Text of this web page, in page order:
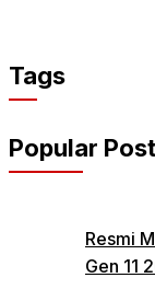
Tags
Popular Post
Resmi
Gen 11